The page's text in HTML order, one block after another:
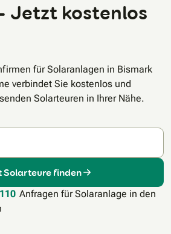
Jetzt kostenlos
für Solaranlagen in Bismark
verbindet Sie kostenlos und
Solarteuren in Ihrer Nähe.
Solarteure finden
Anfragen für Solaranlage in den